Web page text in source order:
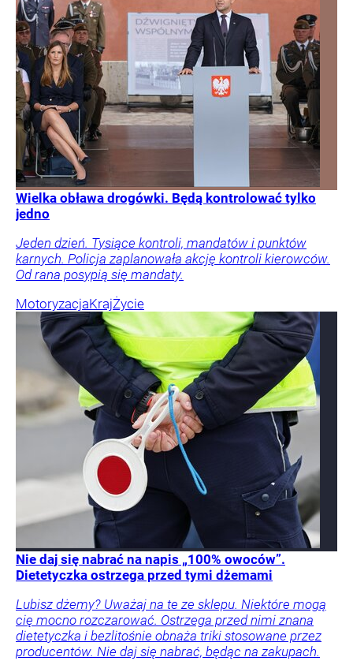
Wielka obława drogówki. Będą kontrolować tylko
jedno
Jeden dzień. Tysiące kontroli, mandatów i punktów
karnych. Policja zaplanowała akcję kontroli kierowców.
Od rana posypią się mandaty.
MotoryzacjaKrajŻycie
Nie daj się nabrać na napis „100% owoców”.
Dietetyczka ostrzega przed tymi dżemami
Lubisz dżemy? Uważaj na te ze sklepu. Niektóre mogą
cię mocno rozczarować. Ostrzega przed nimi znana
dietetyczka i bezlitośnie obnaża triki stosowane przez
producentów. Nie daj się nabrać, będąc na zakupach.